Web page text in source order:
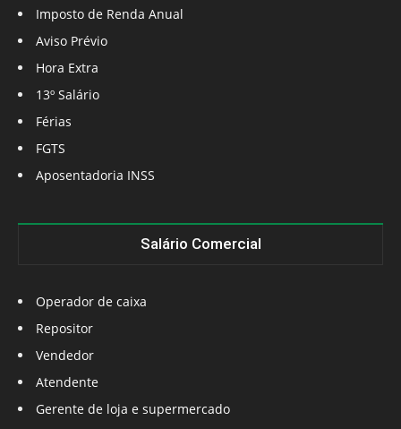
Imposto de Renda Anual
Aviso Prévio
Hora Extra
13º Salário
Férias
FGTS
Aposentadoria INSS
Salário Comercial
Operador de caixa
Repositor
Vendedor
Atendente
Gerente de loja e supermercado